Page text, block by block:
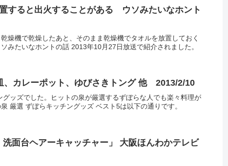
すると出火することがある ウソみたいなホント
燥機で乾燥したあと、そのまま乾燥機でタオルを放置しておく
みたいなホントの話 2013年10月27日放送で紹介されました。
、カレーポット、ゆびさきトング 他 2013/2/10
ッズでした。ヒットの泉が厳選するずぼらな人でも楽々料理が
厳選 ずぼらキッチングッズ ベスト5は以下の通りです。
面台ヘアーキャッチャー」 大阪ほんわかテレビ